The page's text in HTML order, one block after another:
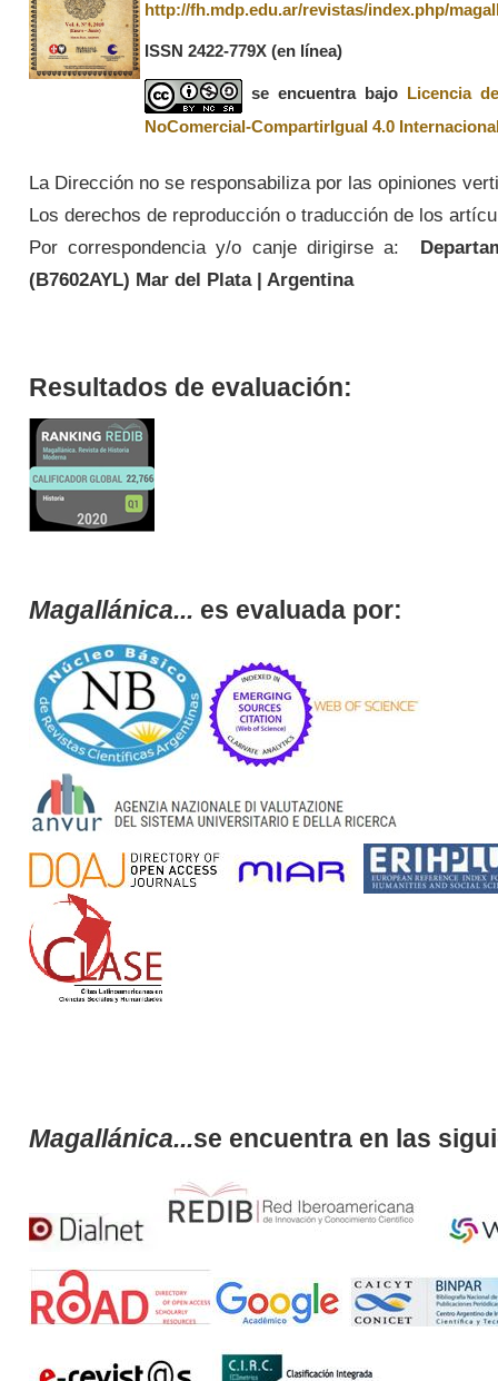
http://fh.mdp.edu.ar/revistas/index.php/
ISSN 2422-779X (en línea)
se encuentra bajo
Licencia
NoComercial-CompartirIgual 4.0
La Dirección no se responsabiliza por las opiniones
Los derechos de reproducción o traducción de los
Por correspondencia y/o canje dirigirse a:
(B7602AYL) Mar del Plata | Argentina
Resultados de evaluación:
Magallánica... es evaluada por:
Magallánica...se encuentra en las